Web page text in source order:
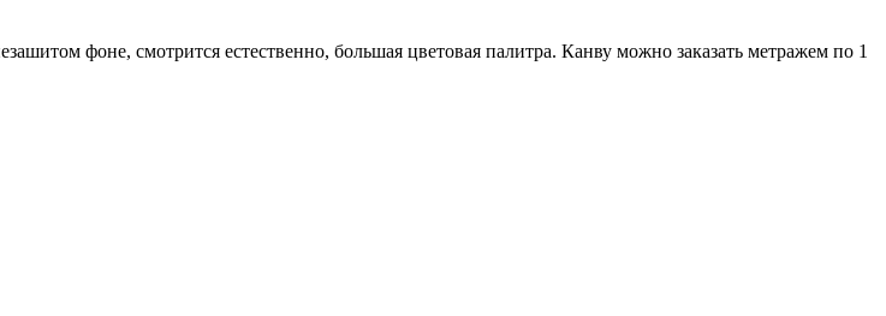
фоне, смотрится естественно, большая цветовая палитра. Канву можно заказать метражем по 1